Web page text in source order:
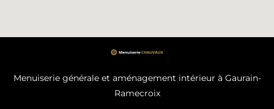
Menuiserie générale et aménagement intérieur à Gaurain-
Ramecroix